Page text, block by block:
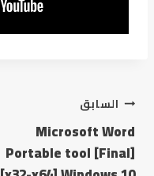
السابق
Microsoft Word
Portable tool [Final]